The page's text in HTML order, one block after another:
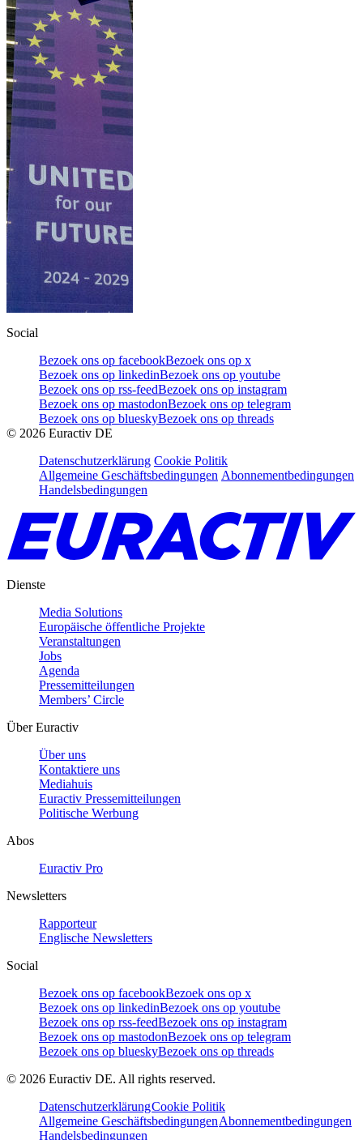
Social
Bezoek ons op facebookBezoek ons op x
Bezoek ons op linkedinBezoek ons op youtube
Bezoek ons op rss-feedBezoek ons op instagram
Bezoek ons op mastodonBezoek ons op telegram
Bezoek ons op blueskyBezoek ons op threads
© 2026 Euractiv DE
Datenschutzerklärung Cookie Politik
Allgemeine Geschäftsbedingungen Abonnementbedingungen
Handelsbedingungen
Dienste
Media Solutions
Europäische öffentliche Projekte
Veranstaltungen
Jobs
Agenda
Pressemitteilungen
Members’ Circle
Über Euractiv
Über uns
Kontaktiere uns
Mediahuis
Euractiv Pressemitteilungen
Politische Werbung
Abos
Euractiv Pro
Newsletters
Rapporteur
Englische Newsletters
Social
Bezoek ons op facebookBezoek ons op x
Bezoek ons op linkedinBezoek ons op youtube
Bezoek ons op rss-feedBezoek ons op instagram
Bezoek ons op mastodonBezoek ons op telegram
Bezoek ons op blueskyBezoek ons op threads
© 2026 Euractiv DE. All rights reserved.
DatenschutzerklärungCookie Politik
Allgemeine GeschäftsbedingungenAbonnementbedingungen
Handelsbedingungen